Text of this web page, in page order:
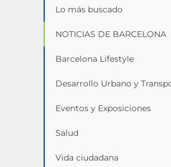
Lo más buscado
NOTICIAS DE BARCELONA
Barcelona Lifestyle
Desarrollo Urbano y
Eventos y Exposiciones
Salud
Vida ciudadana